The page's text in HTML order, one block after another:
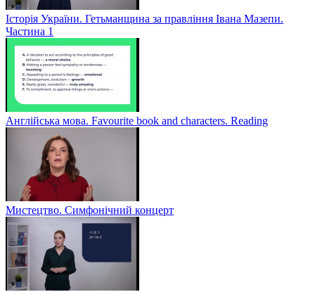
Історія України. Гетьманщина за правління Івана Мазепи.
Частина 1
Англійська мова. Favourite book and characters. Reading
Мистецтво. Симфонічний концерт